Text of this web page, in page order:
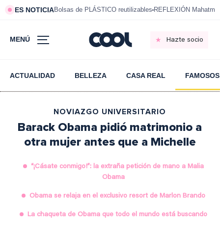
ES NOTICIABolsas de PLÁSTICO reutilizables REFLEXIÓN
MENÚ Hazte socio
ACTUALIDAD BELLEZA CASA REAL FAMOSOS
NOVIAZGO UNIVERSITARIO
Barack Obama pidió matrimonio a
otra mujer antes que a Michelle
“¡Cásate conmigo!”: la extraña petición de mano a Malia
Obama
Obama se relaja en el exclusivo resort de Marlon Brando
La chaqueta de Obama que todo el mundo está buscando